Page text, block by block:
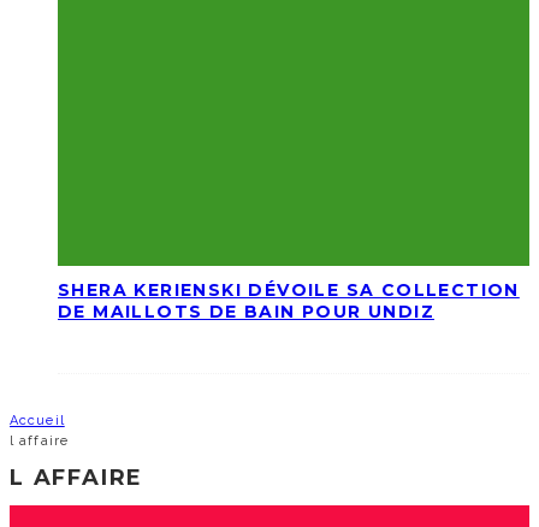
SHERA KERIENSKI DÉVOILE SA COLLECTION
DE MAILLOTS DE BAIN POUR UNDIZ
Accueil
l affaire
L AFFAIRE